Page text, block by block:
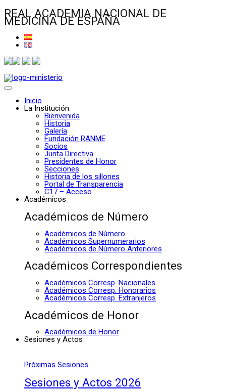
REAL ACADEMIA NACIONAL DE
MEDICINA DE ESPAÑA
Inicio
La Institución
Bienvenida
Historia
Galería
Fundación RANME
Socios
Junta Directiva
Presidentes de Honor
Secciones
Historia de los sillones
Portal de Transparencia
C17 – Acceso
Académicos
Académicos de Número
Académicos de Número
Académicos Supernumerarios
Académicos de Número Anteriores
Académicos Correspondientes
Académicos Corresp. Nacionales
Académicos Corresp. Honorarios
Académicos Corresp. Extranjeros
Académicos de Honor
Académicos de Honor
Sesiones y Actos
Próximas Sesiones
Sesiones y Actos 2026